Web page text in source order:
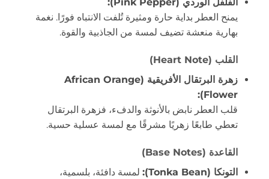
الفلفل الوردي (Pink Pepper):
يمنح العطر بداية حارة ومثيرة تُلفت الانتباه فورًا. نغمة
بهارية منعشة تضيف لمسة من الجاذبية والقوة.
القلب (Heart Note)
زهرة البرتقال الأفريقية (African Orange
Flower):
قلب العطر نابض بالأنوثة والدفء، فزهرة البرتقال
تعطي طابعًا زهريًا مشرقًا مع لمسة عسلية حسية.
القاعدة (Base Notes)
التونكا (Tonka Bean):
لمسة دافئة، بلسمية،